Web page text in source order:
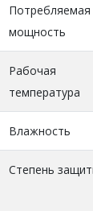
Потребляемая
мощность
Рабочая
температура
Влажность
Степень